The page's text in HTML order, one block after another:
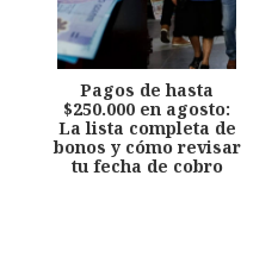
Pagos de hasta
$250.000 en agosto:
La lista completa de
bonos y cómo revisar
tu fecha de cobro